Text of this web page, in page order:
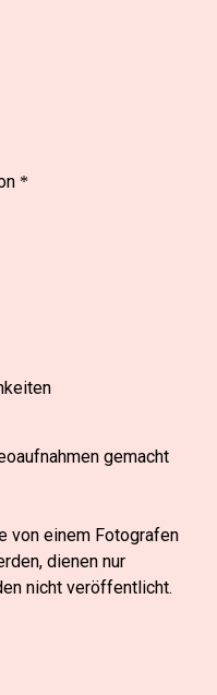
*
gemacht
von einem Fotografen
dienen nur
nicht veröffentlicht.